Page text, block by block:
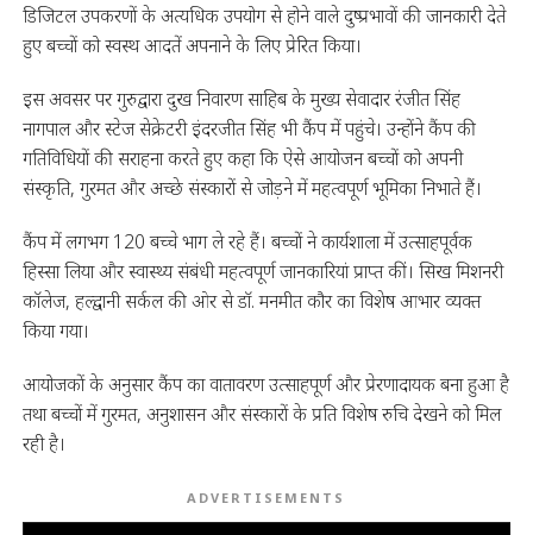
डिजिटल उपकरणों के अत्यधिक उपयोग से होने वाले दुष्प्रभावों की जानकारी देते
हुए बच्चों को स्वस्थ आदतें अपनाने के लिए प्रेरित किया।
इस अवसर पर गुरुद्वारा दुख निवारण साहिब के मुख्य सेवादार रंजीत सिंह
नागपाल और स्टेज सेक्रेटरी इंदरजीत सिंह भी कैंप में पहुंचे। उन्होंने कैंप की
गतिविधियों की सराहना करते हुए कहा कि ऐसे आयोजन बच्चों को अपनी
संस्कृति, गुरमत और अच्छे संस्कारों से जोड़ने में महत्वपूर्ण भूमिका निभाते हैं।
कैंप में लगभग 120 बच्चे भाग ले रहे हैं। बच्चों ने कार्यशाला में उत्साहपूर्वक
हिस्सा लिया और स्वास्थ्य संबंधी महत्वपूर्ण जानकारियां प्राप्त कीं। सिख मिशनरी
कॉलेज, हल्द्वानी सर्कल की ओर से डॉ. मनमीत कौर का विशेष आभार व्यक्त
किया गया।
आयोजकों के अनुसार कैंप का वातावरण उत्साहपूर्ण और प्रेरणादायक बना हुआ है
तथा बच्चों में गुरमत, अनुशासन और संस्कारों के प्रति विशेष रुचि देखने को मिल
रही है।
ADVERTISEMENTS